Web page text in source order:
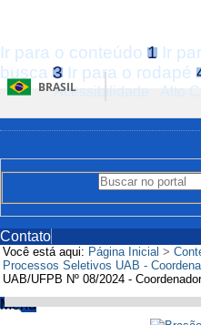
Ir para o conteúdo 1 Ir
busca 3 Ir para o rodapé
Acessibilidade Alto
BRASIL
Contato
Você está aqui: Página Inicial >
Processos Seletivos UAB -
UAB/UFPB Nº 08/2024 -
Menu